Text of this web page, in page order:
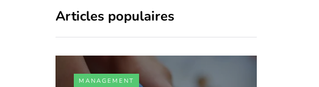
Articles populaires
MANAGEMENT